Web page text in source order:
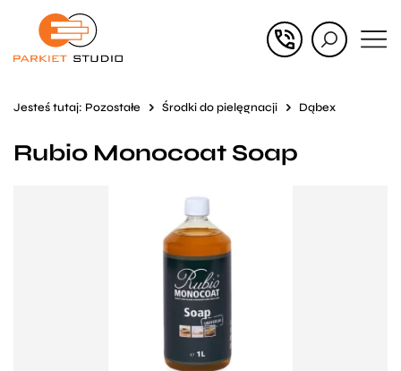
Przejdź
Przejdź
stopce
Jesteś tutaj: Pozostałe Środki do pielęgnacji Dąbex
Rubio Monocoat Soap